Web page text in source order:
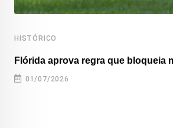
HISTÓRICO
Flórida aprova regra que bloqueia
01/07/2026